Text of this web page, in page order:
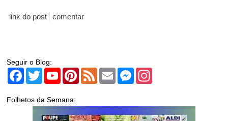
link do post comentar
Seguir o Blog:
Facebook
TwitterYouTubePinterest
Feed Email Messenger
Folhetos da Semana: